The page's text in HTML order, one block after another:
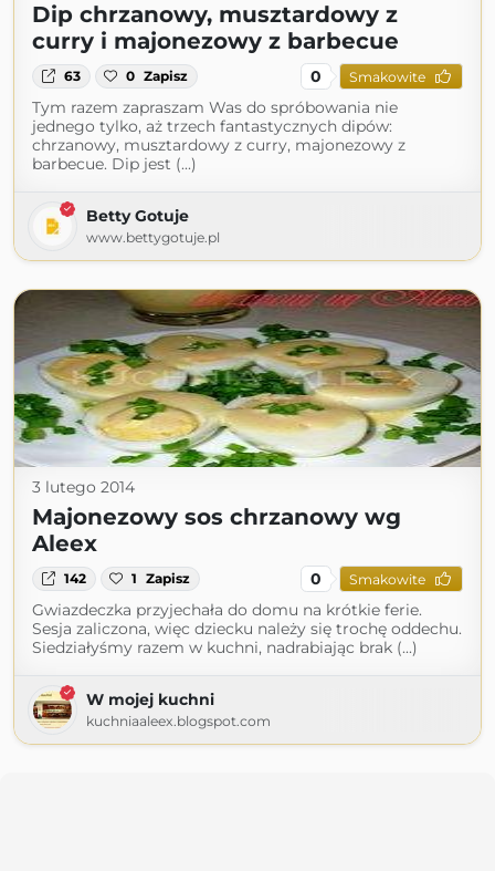
Dip chrzanowy, musztardowy z
curry i majonezowy z barbecue
63 0 Zapisz 0 Smakowite
Tym razem zapraszam Was do spróbowania nie
jednego tylko, aż trzech fantastycznych dipów:
chrzanowy, musztardowy z curry, majonezowy z
barbecue. Dip jest (...)
Betty Gotuje
www.bettygotuje.pl
3 lutego 2014
Majonezowy sos chrzanowy wg
Aleex
142 1 Zapisz 0 Smakowite
Gwiazdeczka przyjechała do domu na krótkie ferie.
Sesja zaliczona, więc dziecku należy się trochę oddechu.
Siedziałyśmy razem w kuchni, nadrabiając brak (...)
W mojej kuchni
kuchniaaleex.blogspot.com